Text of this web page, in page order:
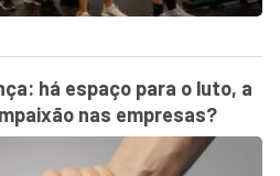
há espaço para o luto, a
nas empresas?